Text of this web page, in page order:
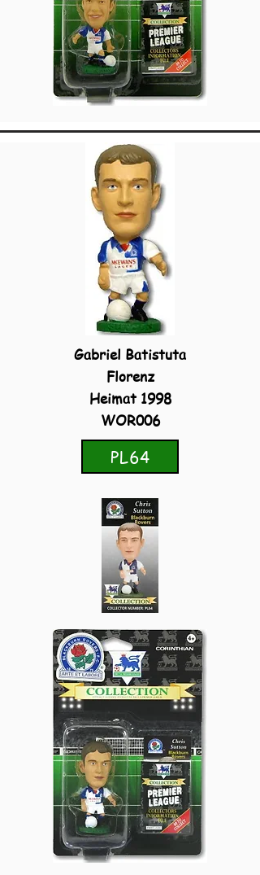
Gabriel Batistuta
Florenz
Heimat 1998
WOR006
PL64